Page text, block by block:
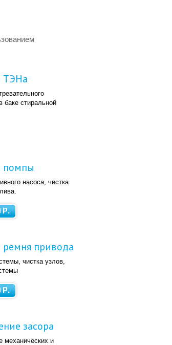
ТЭНа
баке стиральной
помпы
насоса, чистка
Р.
ремня привода
чистка узлов,
Р.
засора
механических и